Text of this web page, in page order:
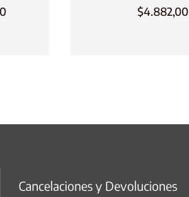
$4.882,00
Cancelaciones y Devoluciones